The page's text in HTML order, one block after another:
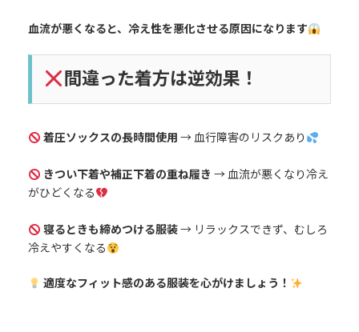
血流が悪くなると、冷え性を悪化させる原因になります
間違った着方は逆効果！
着圧ソックスの長時間使用 → 血行障害のリスクあり
きつい下着や補正下着の重ね履き → 血流が悪くなり冷え
がひどくなる
寝るときも締めつける服装→ リラックスできず、むしろ
冷えやすくなる
適度なフィット感のある服装を心がけましょう！